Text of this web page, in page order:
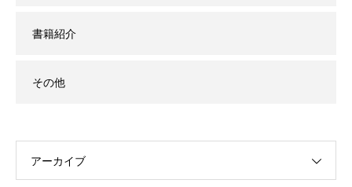
書籍紹介
その他
アーカイブ